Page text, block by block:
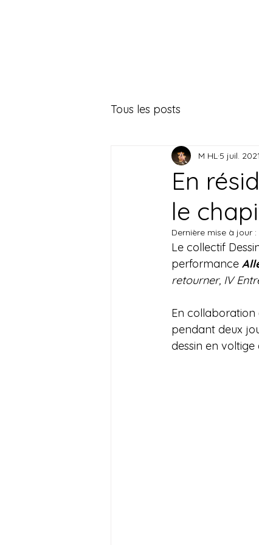
Tous les posts
En
le
M HL 5 juil. 2021
Dernière mise à jour :
Le collectif
performance
retourner, IV
En collaboration
pendant deux
dessin en